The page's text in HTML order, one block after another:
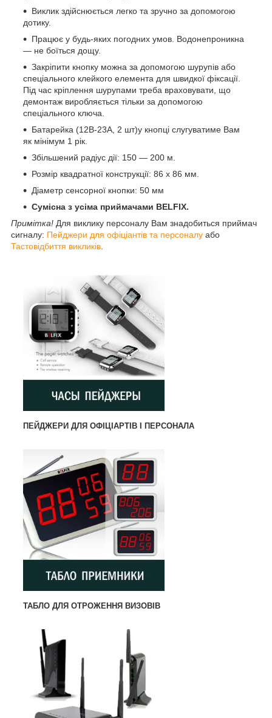
Виклик здійснюється легко та зручно за допомогою
дотику.
Працює у будь-яких погодних умов. Водонепроникна
— не боїться дощу.
Закріпити кнопку можна за допомогою шурупів або
спеціального клейкого елемента для швидкої фіксації.
Під час кріплення шурупами треба враховувати, що
демонтаж виробляється тільки за допомогою
спеціального ключа.
Батарейка (12В-23А, 2 шт)у кнопці слугуватиме Вам
як мінімум 1 рік.
Збільшений радіус дії: 150 ― 200 м.
Розмір квадратної конструкції: 86 x 86 мм.
Діаметр сенсорної кнопки: 50 мм
Сумісна з усіма приймачами BELFIX.
Примітка! Для виклику персоналу Вам знадобиться приймач
сигналу: Пейджери для офіціантів та персоналу або
Тастовідбиття викликів
ПЕЙДЖЕРИ ДЛЯ ОФІЦІАРТІВ І ПЕРСОНАЛА
ТАБЛО ДЛЯ ОТРОЖЕННЯ ВИЗОВІВ